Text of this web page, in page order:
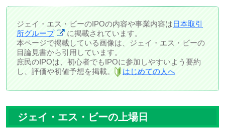
ジェイ・エス・ビーのIPOの内容や事業内容は日本取引
所グループ
に掲載されています。
本ページで掲載している画像は、ジェイ・エス・ビーの
目論見書から引用しています。
庶民のIPOは、初心者でもIPOに参加しやすいよう要約
し、評価や初値予想を掲載。
はじめての人へ
ジェイ・エス・ビーの上場日